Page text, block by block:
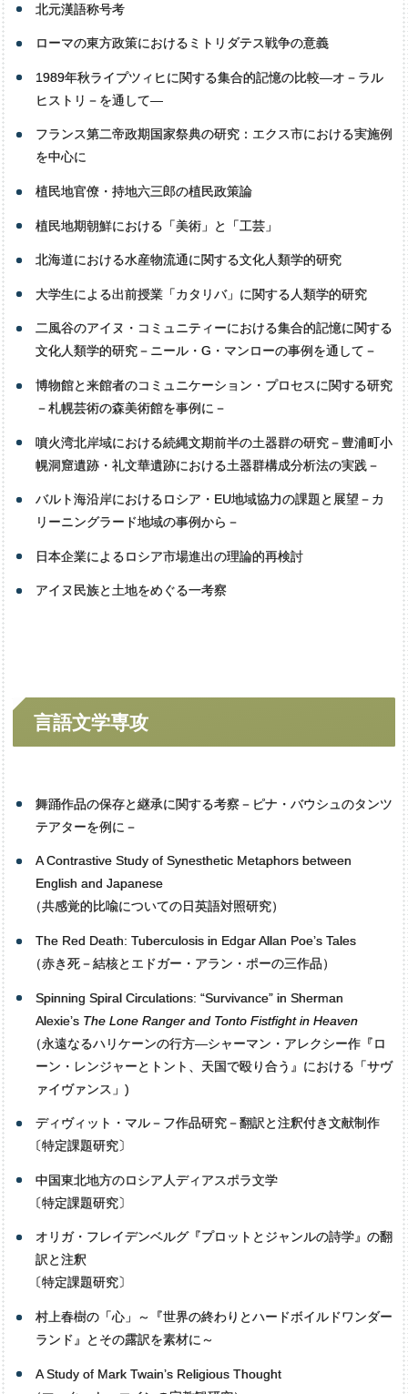
北元漢語称号考
ローマの東方政策におけるミトリダテス戦争の意義
1989年秋ライプツィヒに関する集合的記憶の比較―オ－ラル
ヒストリ－を通して―
フランス第二帝政期国家祭典の研究：エクス市における実施例
を中心に
植民地官僚・持地六三郎の植民政策論
植民地期朝鮮における「美術」と「工芸」
北海道における水産物流通に関する文化人類学的研究
大学生による出前授業「カタリバ」に関する人類学的研究
二風谷のアイヌ・コミュニティーにおける集合的記憶に関する
文化人類学的研究－ニール・G・マンローの事例を通して－
博物館と来館者のコミュニケーション・プロセスに関する研究
－札幌芸術の森美術館を事例に－
噴火湾北岸域における続縄文期前半の土器群の研究－豊浦町小
幌洞窟遺跡・礼文華遺跡における土器群構成分析法の実践－
バルト海沿岸におけるロシア・EU地域協力の課題と展望－カ
リーニングラード地域の事例から－
日本企業によるロシア市場進出の理論的再検討
アイヌ民族と土地をめぐる一考察
人間システム科学専攻
言語文学専攻
舞踊作品の保存と継承に関する考察－ピナ・バウシュのタンツ
テアターを例に－
A Contrastive Study of Synesthetic Metaphors between
English and Japanese
（共感覚的比喩についての日英語対照研究）
The Red Death: Tuberculosis in Edgar Allan Poe’s Tales
（赤き死－結核とエドガー・アラン・ポーの三作品）
Spinning Spiral Circulations: “Survivance” in Sherman
Alexie’s The Lone Ranger and Tonto Fistfight in Heaven
（永遠なるハリケーンの行方―シャーマン・アレクシー作『ロ
ーン・レンジャーとトント、天国で殴り合う』における「サヴ
ァイヴァンス」)
ディヴィット・マル－フ作品研究－翻訳と注釈付き文献制作
〔特定課題研究〕
中国東北地方のロシア人ディアスポラ文学
〔特定課題研究〕
オリガ・フレイデンベルグ『プロットとジャンルの詩学』の翻
訳と注釈
〔特定課題研究〕
村上春樹の「心」～『世界の終わりとハードボイルドワンダー
ランド』とその露訳を素材に～
A Study of Mark Twain’s Religious Thought